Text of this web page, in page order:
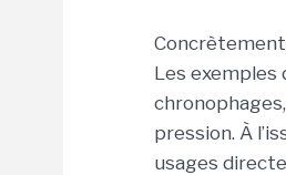
Les exemples
pression. À
usages